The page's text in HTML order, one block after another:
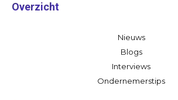
Overzicht
Nieuws
Blogs
Interviews
Ondernemerstips